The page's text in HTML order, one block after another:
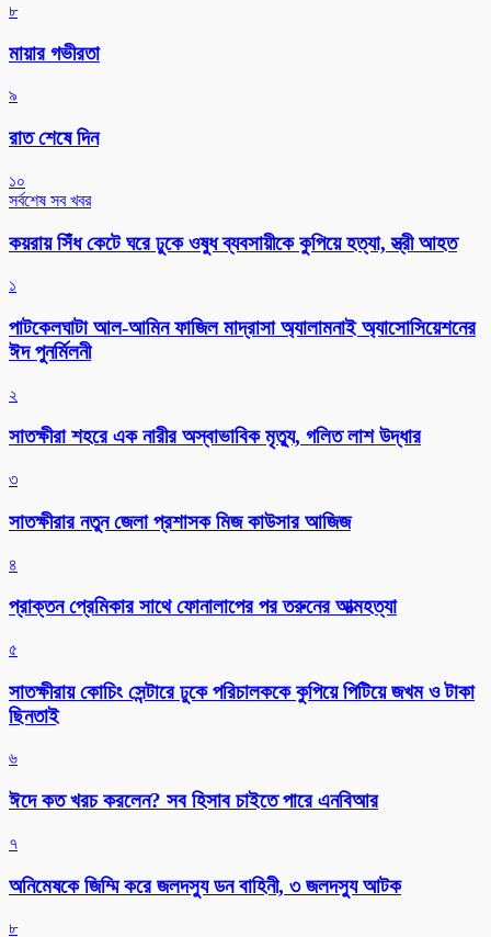
৮
মায়ার গভীরতা
৯
রাত শেষে দিন
১০
সর্বশেষ সব খবর
কয়রায় সিঁধ কেটে ঘরে ঢুকে ওষুধ ব্যবসায়ীকে কুপিয়ে হত্যা, স্ত্রী আহত
১
পাটকেলঘাটা আল-আমিন ফাজিল মাদ্রাসা অ্যালামনাই অ্যাসোসিয়েশনের
ঈদ পুনর্মিলনী
২
সাতক্ষীরা শহরে এক নারীর অস্বাভাবিক মৃত্যু, গলিত লাশ উদ্ধার
৩
সাতক্ষীরার নতুন জেলা প্রশাসক মিজ কাউসার আজিজ
৪
প্রাক্তন প্রেমিকার সাথে ফোনালাপের পর তরুনের আত্মহত্যা
৫
সাতক্ষীরায় কোচিং সেন্টারে ঢুকে পরিচালককে কুপিয়ে পিটিয়ে জখম ও টাকা
ছিনতাই
৬
ঈদে কত খরচ করলেন? সব হিসাব চাইতে পারে এনবিআর
৭
অনিমেষকে জিম্মি করে জলদস্যু ডন বাহিনী, ৩ জলদস্যু আটক
৮